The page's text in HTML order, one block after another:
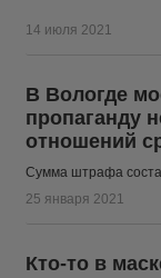
14 июля 2021
В Вологде
пропаганду
отношений
Сумма штрафа
25 января 2021
Кто-то в